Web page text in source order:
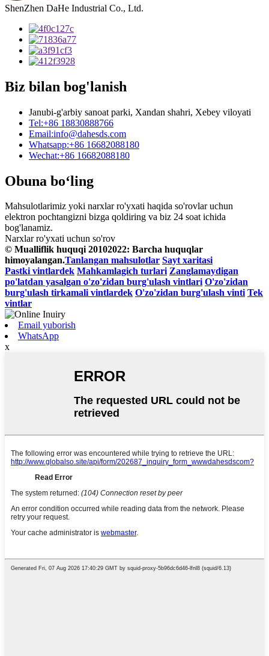
ShenZhen DaHe Industrial Co., Ltd.
Biz bilan bog'lanish
Janubi-g'arbiy sanoat parki, Xandan shahri, Xebey viloyati
Tel:+86 18830888766
Email:info@dahesds.com
Whatsapp:+86 16682088180
Wechat:+86 16682088180
Obuna bo‘ling
Mahsulotlarimiz yoki narxlar ro'yxati haqida so'rovlar uchun
elektron pochtangizni bizga qoldiring va biz 24 soat ichida
bog'lanamiz.
Narxlar ro'yxati uchun so'rov
© Mualliflik huquqi 20102022: Barcha huquqlar
himoyalangan.Tanlangan mahsulotlar Sayt xaritasi
Pastki vintlardek Mahkamlagich turlari Zanglamaydigan
po'latdan yasalgan o'zo'zidan burg'ulash vintlari O'zo'zidan
burg'ulash tirkamali vintlardek O'zo'zidan burg'ulash vinti Tek
vintlar
Email yuborish
WhatsApp
x